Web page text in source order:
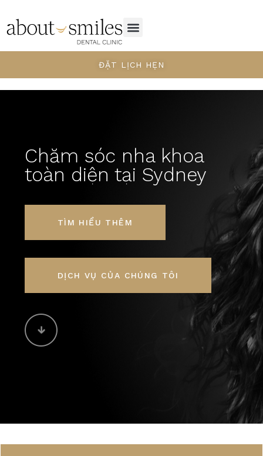
ĐẶT LỊCH HẸN
Chăm sóc nha khoa
toàn diện tại Sydney
TÌM HIỂU THÊM
DỊCH VỤ CỦA CHÚNG TÔI